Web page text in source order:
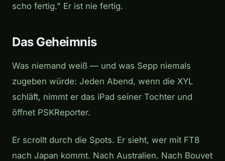
scho fertig." Er ist nie fertig.
Das Geheimnis
Was niemand weiß — und was Sepp niemals
zugeben würde: Jeden Abend, wenn die XYL
schläft, nimmt er das iPad seiner Tochter und
öffnet PSKReporter.
Er scrollt durch die Spots. Er sieht, wer mit FT8
nach Japan kommt. Nach Australien. Nach Bouvet